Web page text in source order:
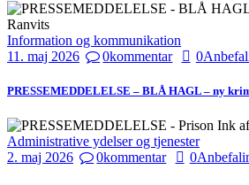
Information og kommunikation
11. maj 2026
0kommentar 0
PRESSEMEDDELELSE – BLÅ HAGL – ny
Administrative ydelser og tjenester
2. maj 2026
0kommentar 0